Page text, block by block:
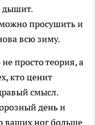
дышит.
просушить и
всю зиму.
просто теория, а
кто ценит
смысл.
день и
ваших ног больше